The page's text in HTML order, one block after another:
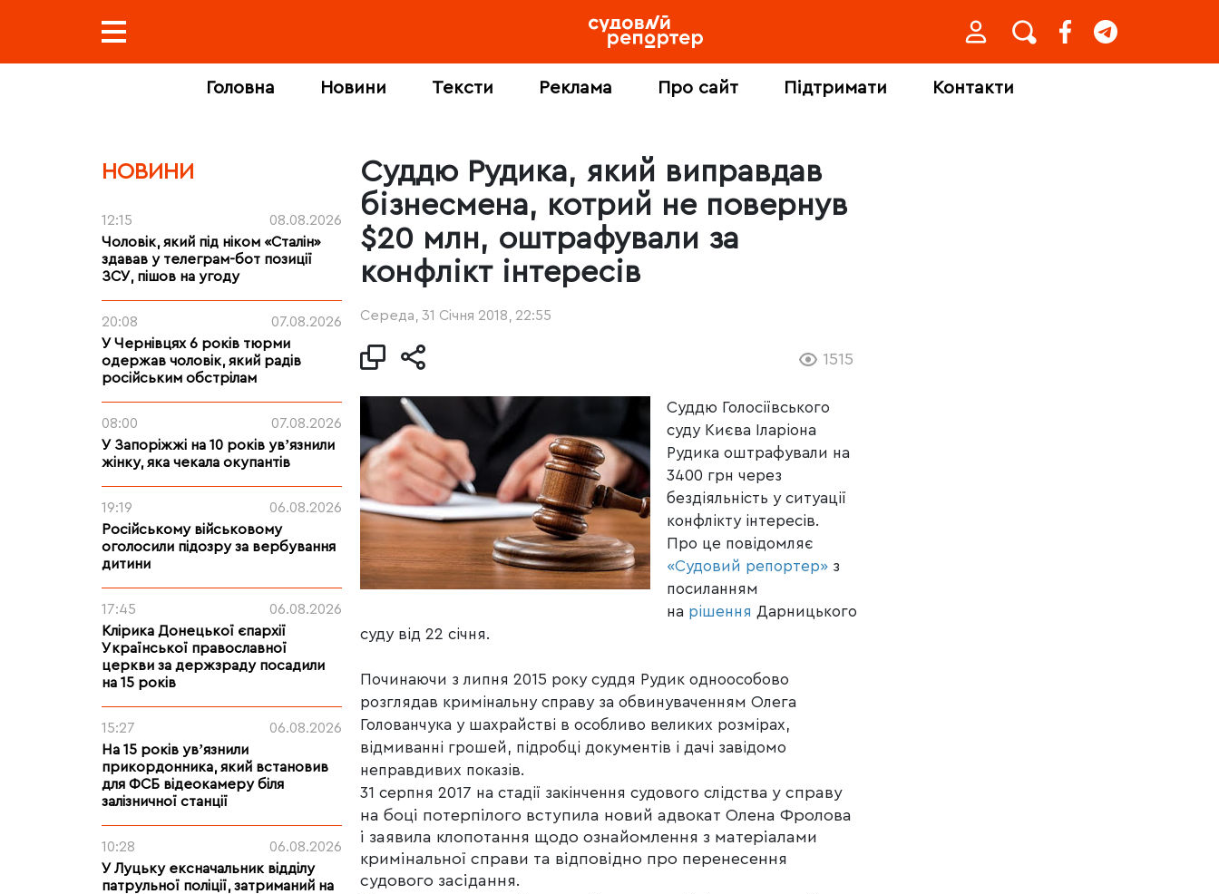
Головна Новини Тексти Реклама Про сайт Підтримати Контакти
НОВИНИ
12:15
08.08.2026
Чоловік, який під ніком «Сталін»
здавав у телеграм-бот позиції
ЗСУ, пішов на угоду
20:08
07.08.2026
У Чернівцях 6 років тюрми
одержав чоловік, який радів
російським обстрілам
08:00
07.08.2026
У Запоріжжі на 10 років увʼязнили
жінку, яка чекала окупантів
19:19
06.08.2026
Російському військовому
оголосили підозру за вербування
дитини
17:45
06.08.2026
Клірика Донецької єпархії
Української православної
церкви за держзраду посадили
на 15 років
15:27
06.08.2026
На 15 років увʼязнили
прикордонника, який встановив
для ФСБ відеокамеру біля
залізничної станції
10:28
06.08.2026
У Луцьку ексначальник відділу
патрульної поліції, затриманий на
Суддю Рудика, який виправдав
бізнесмена, котрий не повернув
$20 млн, оштрафували за
конфлікт інтересів
Середа, 31 Січня 2018, 22:55
1515
Суддю Голосіївського
суду Києва Іларіона
Рудика оштрафували на
3400 грн через
бездіяльність у ситуації
конфлікту інтересів.
Про це повідомляє
«Судовий репортер» з
посиланням
на рішення Дарницького
суду від 22 січня.
Починаючи з липня 2015 року суддя Рудик одноособово
розглядав кримінальну справу за обвинуваченням Олега
Голованчука у шахрайстві в особливо великих розмірах,
відмиванні грошей, підробці документів і дачі завідомо
неправдивих показів.
31 серпня 2017 на стадії закінчення судового слідства у справу
на боці потерпілого вступила новий адвокат Олена Фролова
і заявила клопотання щодо ознайомлення з матеріалами
кримінальної справи та відповідно про перенесення
судового засідання.